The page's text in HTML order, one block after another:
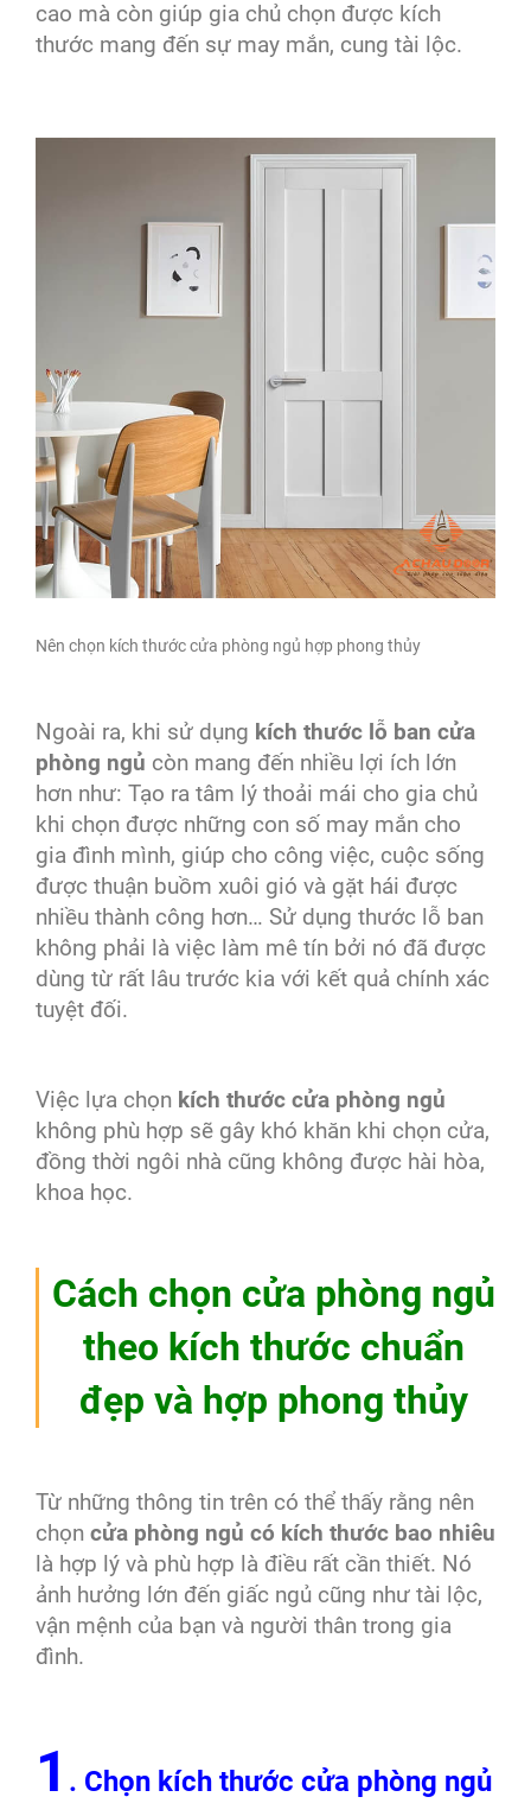
cao mà còn giúp gia chủ chọn được kích
thước mang đến sự may mắn, cung tài lộc.
Nên chọn kích thước cửa phòng ngủ hợp phong thủy
Ngoài ra, khi sử dụng kích thước lỗ ban cửa
phòng ngủ còn mang đến nhiều lợi ích lớn
hơn như: Tạo ra tâm lý thoải mái cho gia chủ
khi chọn được những con số may mắn cho
gia đình mình, giúp cho công việc, cuộc sống
được thuận buồm xuôi gió và gặt hái được
nhiều thành công hơn… Sử dụng thước lỗ ban
không phải là việc làm mê tín bởi nó đã được
dùng từ rất lâu trước kia với kết quả chính xác
tuyệt đối.
Việc lựa chọn kích thước cửa phòng ngủ
không phù hợp sẽ gây khó khăn khi chọn cửa,
đồng thời ngôi nhà cũng không được hài hòa,
khoa học.
Cách chọn cửa phòng ngủ
theo kích thước chuẩn
đẹp và hợp phong thủy
Từ những thông tin trên có thể thấy rằng nên
chọn cửa phòng ngủ có kích thước bao nhiêu
là hợp lý và phù hợp là điều rất cần thiết. Nó
ảnh hưởng lớn đến giấc ngủ cũng như tài lộc,
vận mệnh của bạn và người thân trong gia
đình.
1 . Chọn kích thước cửa phòng ngủ